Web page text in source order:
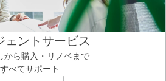
ェントサービス
から購入・リノベまで
すべてサポート